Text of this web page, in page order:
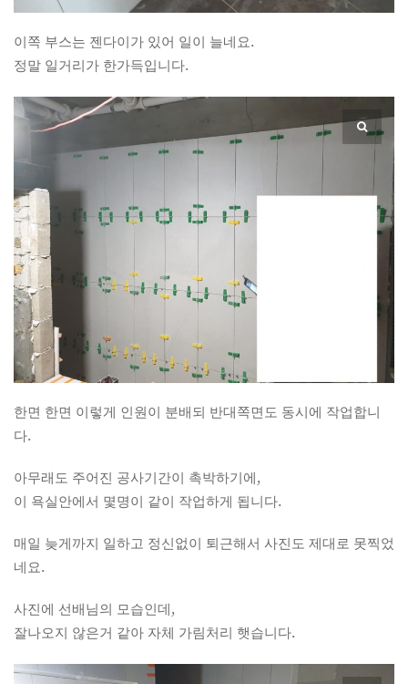
이쪽 부스는 젠다이가 있어 일이 늘네요.
정말 일거리가 한가득입니다.
한면 한면 이렇게 인원이 분배되 반대쪽면도 동시에 작업합니
다.
아무래도 주어진 공사기간이 촉박하기에,
이 욕실안에서 몇명이 같이 작업하게 됩니다.
매일 늦게까지 일하고 정신없이 퇴근해서 사진도 제대로 못찍었
네요.
사진에 선배님의 모습인데,
잘나오지 않은거 같아 자체 가림처리 햇습니다.